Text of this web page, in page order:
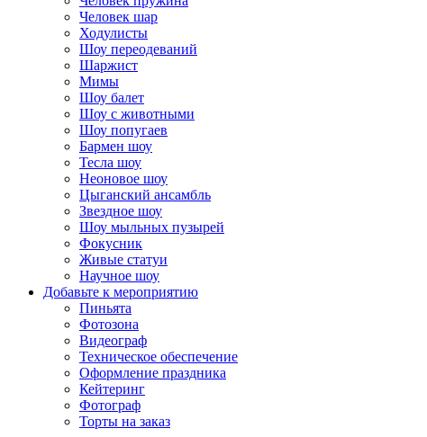
Человек шар
Ходулисты
Шоу переодеваний
Шаржист
Мимы
Шоу балет
Шоу с животными
Шоу попугаев
Бармен шоу
Тесла шоу
Неоновое шоу
Цыганский ансамбль
Звездное шоу
Шоу мыльных пузырей
Фокусник
Живые статуи
Научное шоу
Добавьте к мероприятию
Пиньята
Фотозона
Видеограф
Техническое обеспечение
Оформление праздника
Кейтеринг
Фотограф
Торты на заказ